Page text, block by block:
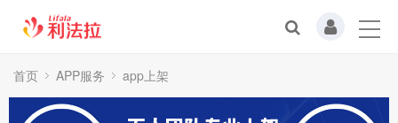
首页 APP服务 app上架